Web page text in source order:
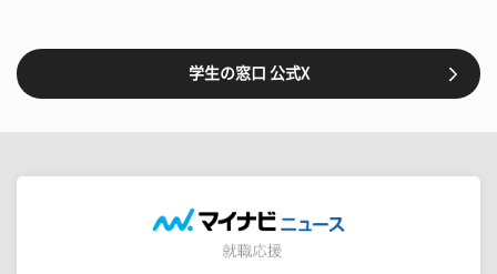
学生の窓口 公式X